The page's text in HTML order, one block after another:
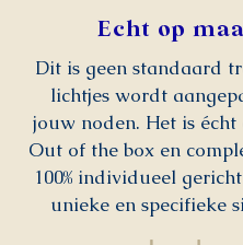
Echt op
Dit is geen standaard
lichtjes wordt
jouw noden. Het is écht
Out of the box en
100% individueel
unieke en specifieke